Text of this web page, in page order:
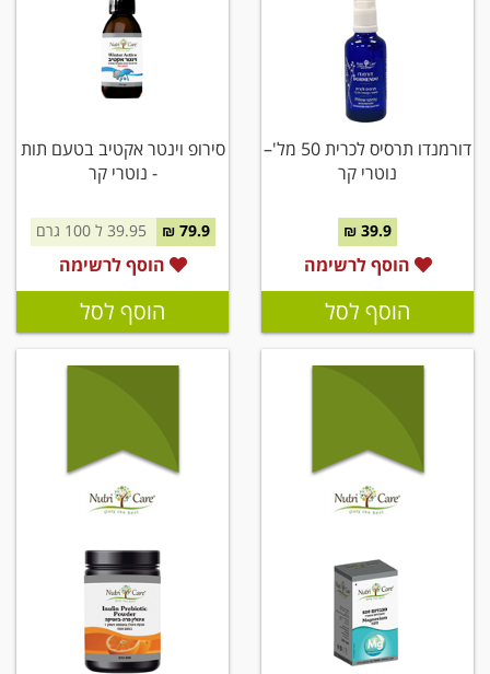
דורמנדו תרסיס לכרית 50 מל'–
נוטרי קר
39.9 ₪
הוסף לרשימה
הוסף לסל
סירופ וינטר אקטיב בטעם תות
- נוטרי קר
79.9 ₪
הוסף לרשימה
הוסף לסל